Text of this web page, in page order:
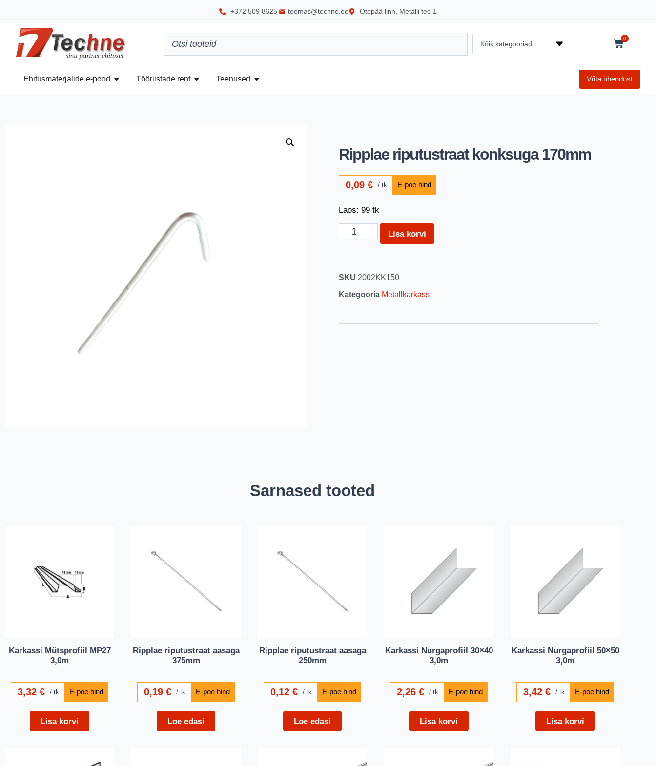
+372 509 8625 toomas@techne.ee Otepää linn, Metalli tee 1
Kõik kategooriad
0
Ehitusmaterjalide e-pood Tööriistade rent Teenused Võta ühendust
Ripplae riputustraat konksuga 170mm
0,09€ tk
Laos: 99 tk
Lisa korvi
SKU 2002KK150
Kategooria Metallkarkass
Sarnased tooted
Karkassi Mütsprofiil MP27
3,0m
3,32€ tk
Lisa korvi
Ripplae riputustraat aasaga
375mm
0,19€ tk
Loe edasi
Ripplae riputustraat aasaga
250mm
0,12€ tk
Loe edasi
Karkassi Nurgaprofiil 30×40
3,0m
2,26€ tk
Lisa korvi
Karkassi Nurgaprofiil 50×50
3,0m
3,42€ tk
Lisa korvi